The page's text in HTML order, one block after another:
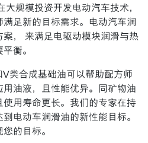
规模投资开发电动汽车技术，
足新的目标需求。电动汽车润
， 来满足电驱动模块润滑与热
衡。
V类合成基础油可以帮助配方师
油液，且性能优异。同矿物油
用寿命更长。我们的专家在持
电动车润滑油的新性能目标。
的目标。